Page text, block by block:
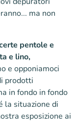
ma non
pentole e
e lino,
e opponiamoci
prodotti
in fondo in fondo
la situazione di
esposizione ai